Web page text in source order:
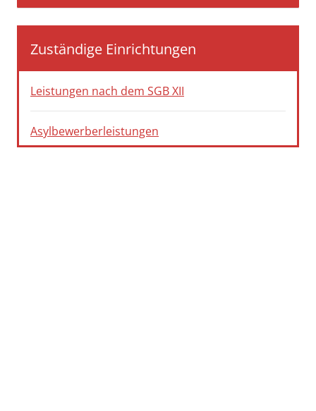
Zuständige Einrichtungen
Leistungen nach dem SGB XII
Asylbewerberleistungen